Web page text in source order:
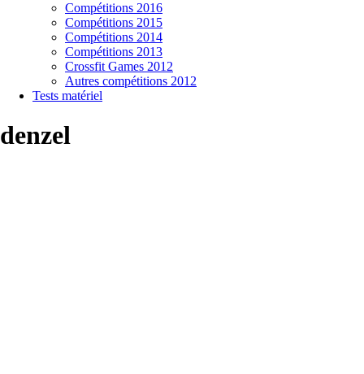
Compétitions 2016
Compétitions 2015
Compétitions 2014
Compétitions 2013
Crossfit Games 2012
Autres compétitions 2012
Tests matériel
denzel